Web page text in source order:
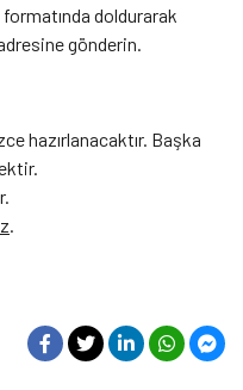
doldurarak
gönderin.
hazırlanacaktır. Başka
.